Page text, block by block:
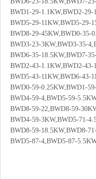
BWD1-29-1.1KW,BWD2-
BWD5-29-11KW,BWD5-29-
BWD8-29-45KW,BWD0-35-
BWD3-23-3KW,BWD3-35-
BWD6-35-18.5KW,BWD7-
BWD2-43-1.1KW,BWD2-
BWD5-43-11KW,BWD6-43-
BWD0-59-0.25KW,BWD1-
BWD4-59-4,BWD5-59-
BWD8-59-22,BWD8-59-
BWD4-59-3KW,BWD5-71-
BWD8-59-18.5KW,BWD8-
BWD5-87-4,BWD5-87-